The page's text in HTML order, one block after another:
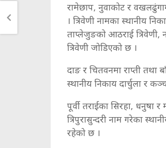
रामेछाप, नुवाकोट र
। त्रिवेणी नामका स्थानीय
ताप्लेजुङको आठराई त्रिवेणी,
त्रिवेणी जोडिएको छ ।
दाङ र चितवनमा राप्ती तथा
स्थानीय निकाय दार्चुला र
पूर्वी तराईका सिरहा, धनुषा
त्रिपुरासुन्दरी नाम गरेका
रहेको छ ।